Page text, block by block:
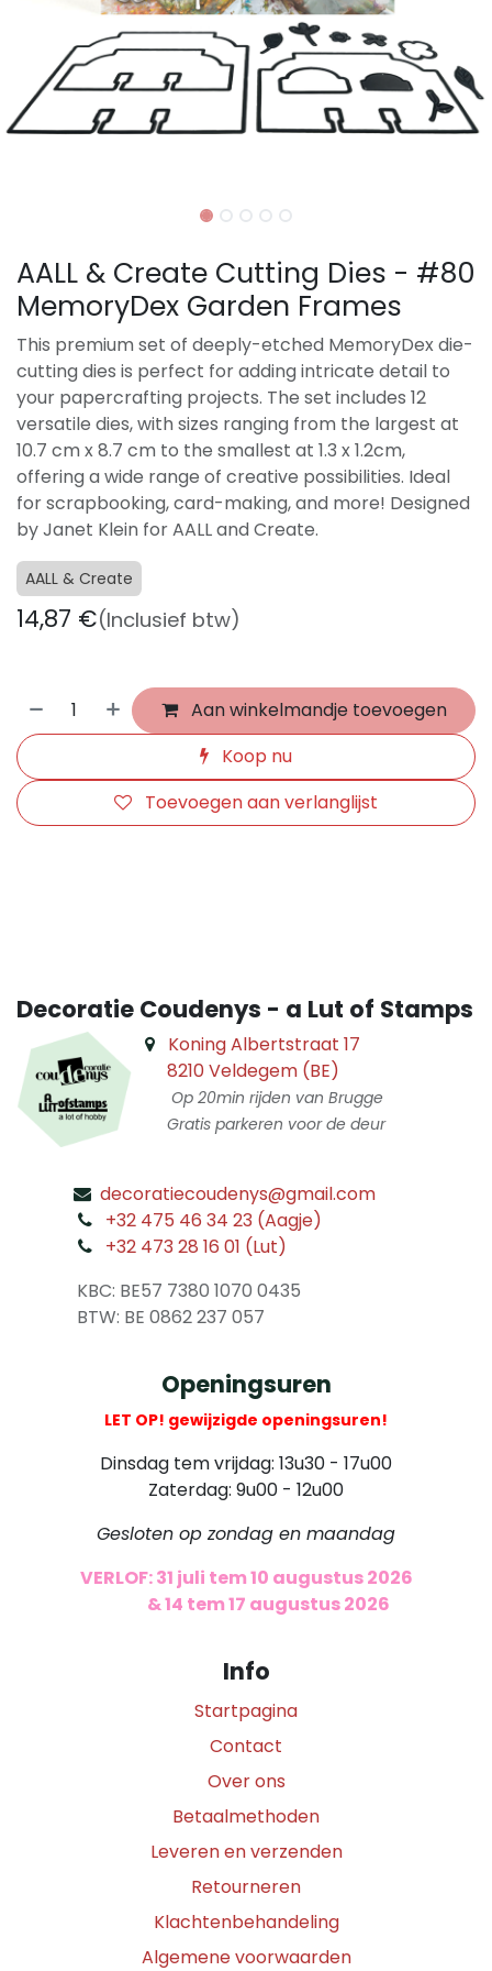
AALL & Create Cutting Dies - #80
MemoryDex Garden Frames
This premium set of deeply-etched MemoryDex die-
cutting dies is perfect for adding intricate detail to
your papercrafting projects. The set includes 12
versatile dies, with sizes ranging from the largest at
10.7 cm x 8.7 cm to the smallest at 1.3 x 1.2cm,
offering a wide range of creative possibilities. Ideal
for scrapbooking, card-making, and more! Designed
by Janet Klein for AALL and Create.
AALL & Create
14,87 €(Inclusief btw)
Aan winkelmandje toevoegen
Koop nu
Toevoegen aan verlanglijst
Decoratie Coudenys - a Lut of Stamps
Koning Albertstraat 17
8210 Veldegem (BE)
Op 20min rijden van Brugge
Gratis parkeren voor de deur
decoratiecoudenys@gmail.com
+32 475 46 34 23 (Aagje)
+32 473 28 16 01 (Lut)
KBC: BE57 7380 1070 0435
​ BTW: BE 0862 237 057
Openingsuren
LET OP! gewijzigde openingsuren!
Dinsdag tem vrijdag: 13u30 - 17u00
Zaterdag: 9u00 - 12u00
Gesloten op zondag en maandag
VERLOF: 31 juli tem 10 augustus 2026
& 14 tem 17 augustus 2026
Info
Startpagina
Contact
Over ons
Betaalmethoden
Leveren en verzenden
Retourneren
Klachtenbehandeling
Algemene voorwaarden